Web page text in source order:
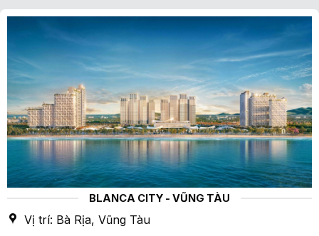
BLANCA CITY - VŨNG TÀU
Vị trí: Bà Rịa, Vũng Tàu